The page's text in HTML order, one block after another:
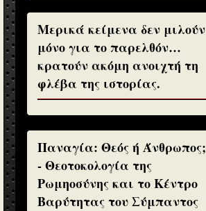
Μερικά κείμενα δεν μιλούν
μόνο για το παρελθόν…
κρατούν ακόμη ανοιχτή τη
φλέβα της ιστορίας.
Παναγία: Θεός ή Άνθρωπος;
- Θεοτοκολογία της
Ρωμηοσύνης και το Κέντρο
Βαρύτητας του Σύμπαντος